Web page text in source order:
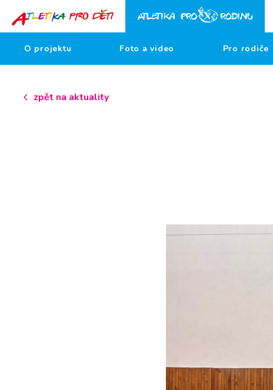
O projektu Foto a video Pro rodiče
zpět na aktuality